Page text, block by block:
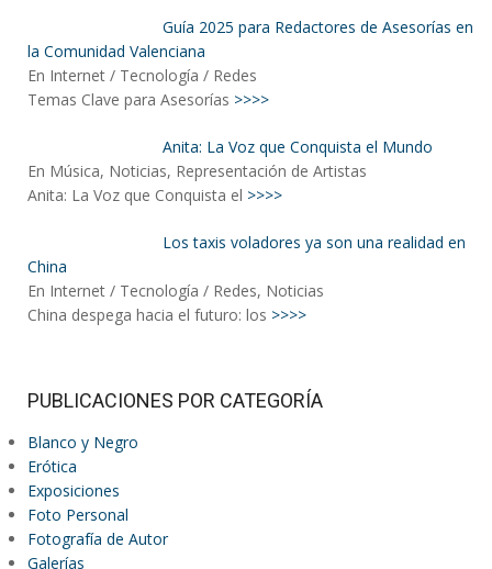
Guía 2025 para Redactores de Asesorías en
la Comunidad Valenciana
En Internet / Tecnología / Redes
Temas Clave para Asesorías >>>>
Anita: La Voz que Conquista el Mundo
En Música, Noticias, Representación de Artistas
Anita: La Voz que Conquista el >>>>
Los taxis voladores ya son una realidad en
China
En Internet / Tecnología / Redes, Noticias
China despega hacia el futuro: los >>>>
PUBLICACIONES POR CATEGORÍA
Blanco y Negro
Erótica
Exposiciones
Foto Personal
Fotografía de Autor
Galerías